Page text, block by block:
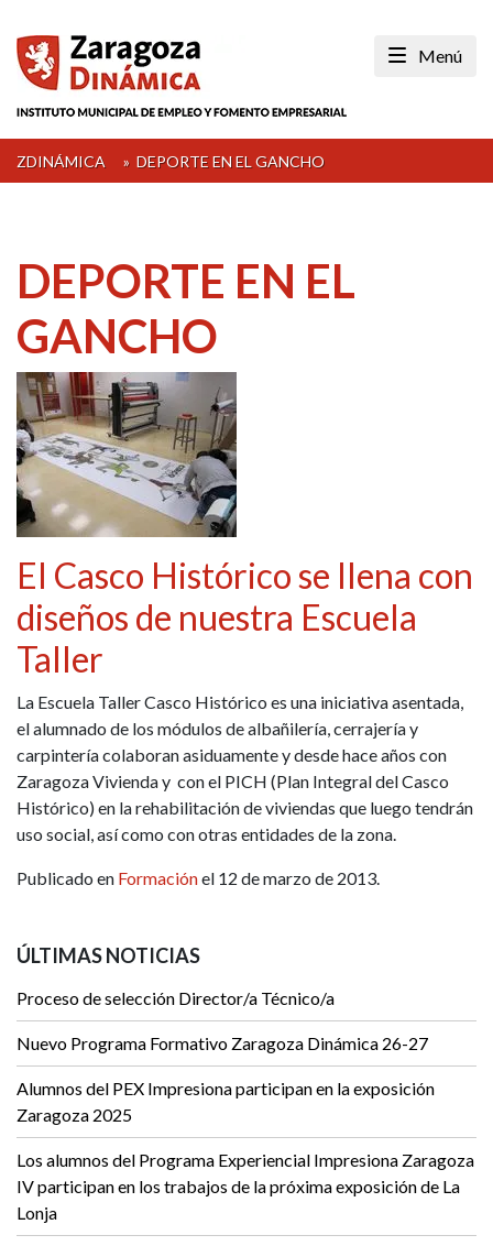
content
Menú
ZDINÁMICA » DEPORTE EN EL GANCHO
DEPORTE EN EL
GANCHO
El Casco Histórico se llena con
diseños de nuestra Escuela
Taller
La Escuela Taller Casco Histórico es una iniciativa asentada,
el alumnado de los módulos de albañilería, cerrajería y
carpintería colaboran asiduamente y desde hace años con
Zaragoza Vivienda y con el PICH (Plan Integral del Casco
Histórico) en la rehabilitación de viviendas que luego tendrán
uso social, así como con otras entidades de la zona.
Publicado en Formaciónel 12 de marzo de 2013.
ÚLTIMAS NOTICIAS
Proceso de selección Director/a Técnico/a
Nuevo Programa Formativo Zaragoza Dinámica 26-27
Alumnos del PEX Impresiona participan en la exposición
Zaragoza 2025
Los alumnos del Programa Experiencial Impresiona Zaragoza
IV participan en los trabajos de la próxima exposición de La
Lonja